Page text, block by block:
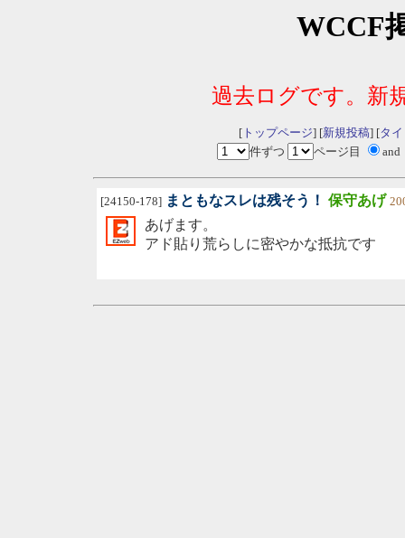
WCCF
過去ログです。新
[トップページ] [新規投稿] [タ
件ずつ
ページ目 and
[24150-178] まともなスレは残そう！ 保守あげ
あげます。
アド貼り荒らしに密やかな抵抗です